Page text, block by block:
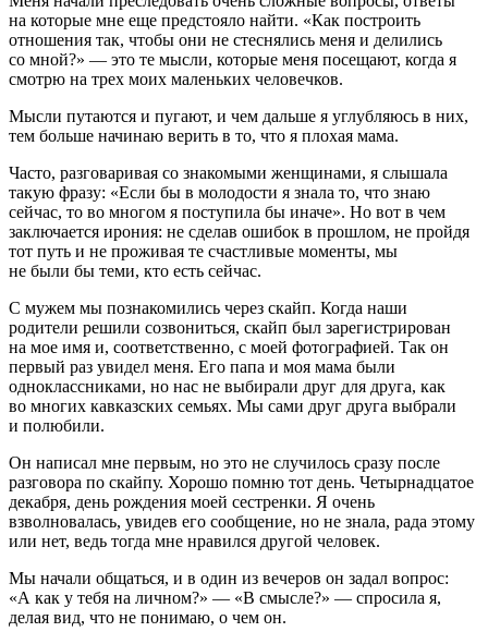
на которые мне еще предстояло найти. «Как построить
отношения так, чтобы они не стеснялись меня и делились
со мной?» — это те мысли, которые меня посещают, когда я
смотрю на трех моих маленьких человечков.
Мысли путаются и пугают, и чем дальше я углубляюсь в них,
тем больше начинаю верить в то, что я плохая мама.
Часто, разговаривая со знакомыми женщинами, я слышала
такую фразу: «Если бы в молодости я знала то, что знаю
сейчас, то во многом я поступила бы иначе». Но вот в чем
заключается ирония: не сделав ошибок в прошлом, не пройдя
тот путь и не проживая те счастливые моменты, мы
не были бы теми, кто есть сейчас.
С мужем мы познакомились через скайп. Когда наши
родители решили созвониться, скайп был зарегистрирован
на мое имя и, соответственно, с моей фотографией. Так он
первый раз увидел меня. Его папа и моя мама были
одноклассниками, но нас не выбирали друг для друга, как
во многих кавказских семьях. Мы сами друг друга выбрали
и полюбили.
Он написал мне первым, но это не случилось сразу после
разговора по скайпу. Хорошо помню тот день. Четырнадцатое
декабря, день рождения моей сестренки. Я очень
взволновалась, увидев его сообщение, но не знала, рада этому
или нет, ведь тогда мне нравился другой человек.
Мы начали общаться, и в один из вечеров он задал вопрос:
«А как у тебя на личном?» — «В смысле?» — спросила я,
делая вид, что не понимаю, о чем он.